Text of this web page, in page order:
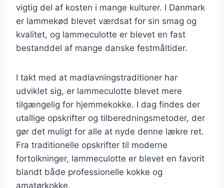
vigtig del af kosten i mange kulturer. I Danmark
er lammekød blevet værdsat for sin smag og
kvalitet, og lammeculotte er blevet en fast
bestanddel af mange danske festmåltider.
I takt med at madlavningstraditioner har
udviklet sig, er lammeculotte blevet mere
tilgængelig for hjemmekokke. I dag findes der
utallige opskrifter og tilberedningsmetoder, der
gør det muligt for alle at nyde denne lækre ret.
Fra traditionelle opskrifter til moderne
fortolkninger, lammeculotte er blevet en favorit
blandt både professionelle kokke og
amatørkokke.